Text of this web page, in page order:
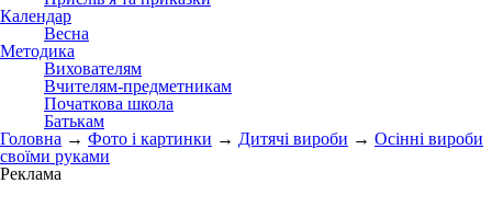
Календар
Весна
Методика
Вихователям
Вчителям-предметникам
Початкова школа
Батькам
Головна → Фото і картинки → Дитячі вироби → Осінні вироби
своїми руками
Реклама